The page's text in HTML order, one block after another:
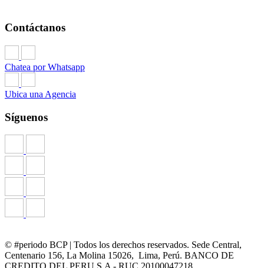
Contáctanos
Chatea por Whatsapp
Ubica una Agencia
Síguenos
© #periodo BCP | Todos los derechos reservados. Sede Central,
Centenario 156, La Molina 15026, Lima, Perú. BANCO DE